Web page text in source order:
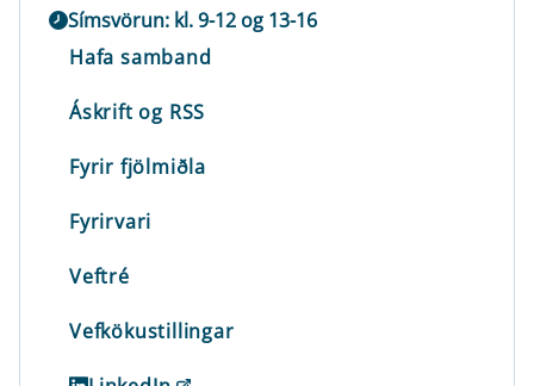
Símsvörun: kl. 9-12 og 13-16
Hafa samband
Áskrift og RSS
Fyrir fjölmiðla
Fyrirvari
Veftré
Vefkökustillingar